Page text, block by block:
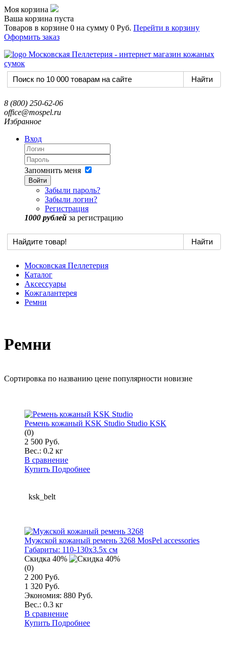
Моя корзина
Ваша корзина пуста
Товаров в корзине 0 на сумму 0 Руб. Перейти в корзину
Оформить заказ
8 (800) 250-62-06
office@mospel.ru
Избранное
Вход
Запомнить меня
Войти
Забыли пароль?
Забыли логин?
Регистрация
1000 рублей за регистрацию
Московская Пеллетерия
Каталог
Аксессуары
Кожгалантерея
Ремни
Ремни
Сортировка по названию цене популярности новизне
Ремень кожаный KSK Studio Studio KSK
(0)
2 500 Руб.
Вес.: 0.2 кг
В сравнение
Купить Подробнее
ksk_belt
Мужской кожаный ремень 3268 MosPel accessories
Габариты: 110-130x3.5x см
Скидка 40%
(0)
2 200 Руб.
1 320 Руб.
Экономия: 880 Руб.
Вес.: 0.3 кг
В сравнение
Купить Подробнее